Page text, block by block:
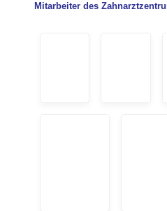
Mitarbeiter des